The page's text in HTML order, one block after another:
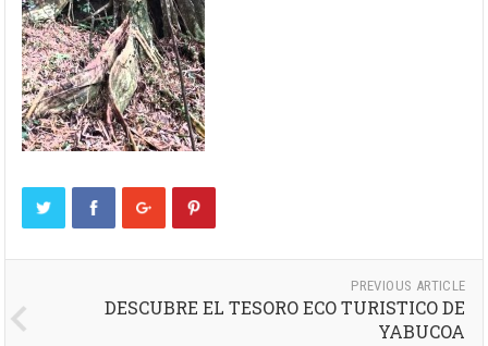
PREVIOUS ARTICLE
DESCUBRE EL TESORO ECO TURISTICO DE
YABUCOA